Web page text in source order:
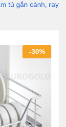
tủ gắn cánh, ray
-30%